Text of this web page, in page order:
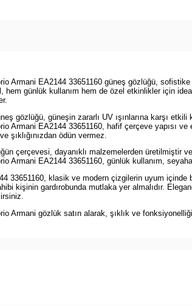
Armani EA2144 33651160 güneş gözlüğü,
hem günlük kullanım hem de özel etkinlikler için
gözlüğü, güneşin zararlı UV ışınlarına karşı
Armani EA2144 33651160, hafif çerçeve yapısı
şıklığınızdan ödün vermez.
çerçevesi, dayanıklı malzemelerden üretilmiştir
Armani EA2144 33651160, günlük kullanım,
33651160, klasik ve modern çizgilerin uyum içinde
kişinin gardırobunda mutlaka yer almalıdır.
Armani gözlük satın alarak, şıklık ve